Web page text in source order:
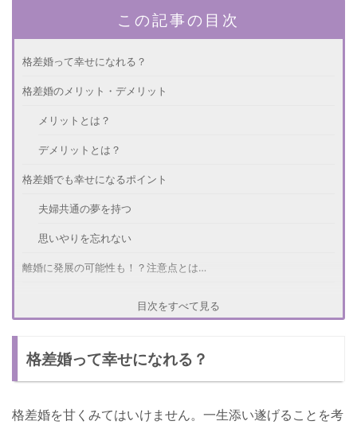
この記事の目次
格差婚って幸せになれる？
格差婚のメリット・デメリット
メリットとは？
デメリットとは？
格差婚でも幸せになるポイント
夫婦共通の夢を持つ
思いやりを忘れない
離婚に発展の可能性も！？注意点とは…
目次をすべて見る
格差婚って幸せになれる？
格差婚を甘くみてはいけません。一生添い遂げることを考